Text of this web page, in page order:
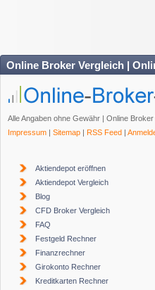
Online Broker Vergleich |
Alle Angaben ohne Gewähr | Online
Impressum
Sitemap RSS Feed
Aktiendepot eröffnen
Aktiendepot Vergleich
Blog
CFD Broker Vergleich
FAQ
Festgeld Rechner
Finanzrechner
Girokonto Rechner
Kreditkarten Rechner